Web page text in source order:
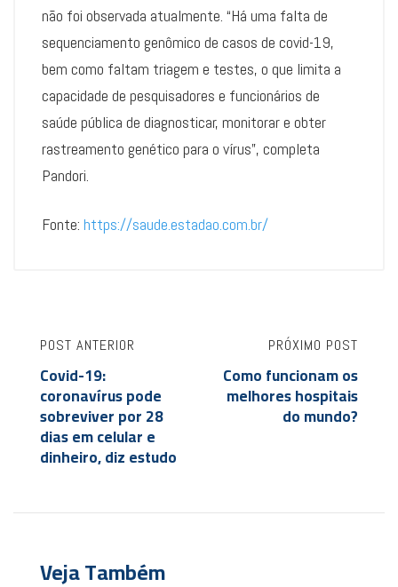
não foi observada atualmente. “Há uma falta de
sequenciamento genômico de casos de covid-19,
bem como faltam triagem e testes, o que limita a
capacidade de pesquisadores e funcionários de
saúde pública de diagnosticar, monitorar e obter
rastreamento genético para o vírus”, completa
Pandori.
Fonte: https://saude.estadao.com.br/
POST ANTERIOR
Covid-19:
coronavírus pode
sobreviver por 28
dias em celular e
dinheiro, diz estudo
PRÓXIMO POST
Como funcionam os
melhores hospitais
do mundo?
Veja Também